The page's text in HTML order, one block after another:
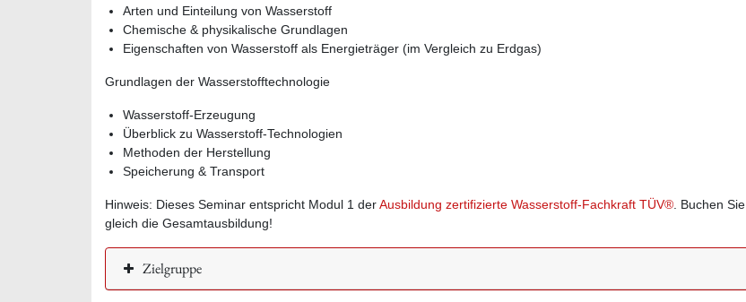
Arten und Einteilung von Wasserstoff
Chemische & physikalische Grundlagen
Eigenschaften von Wasserstoff als Energieträger (im Vergleich zu Erdgas)
Grundlagen der Wasserstofftechnologie
Wasserstoff-Erzeugung
Überblick zu Wasserstoff-Technologien
Methoden der Herstellung
Speicherung & Transport
Hinweis: Dieses Seminar entspricht Modul 1 derAusbildung zertifizierte Wasserstoff-Fachkraft TÜV® . Buchen Sie
gleich die Gesamtausbildung!
Zielgruppe